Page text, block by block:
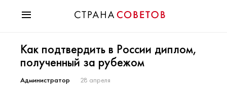
Мода
Звезды
Гороскопы
Как подтвердить в России диплом,
полученный за рубежом
Администратор 28 апреля